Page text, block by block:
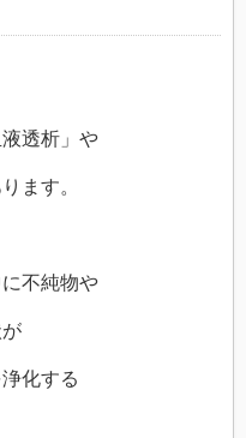
透析」や
ます。
不純物や
化する